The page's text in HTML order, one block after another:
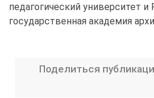
педагогический университет и
государственная академия
Поделиться